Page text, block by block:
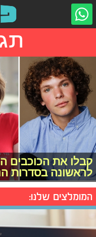
קבלו את הכוכבים
לראשונה בסדרות
המומלצים שלנו: